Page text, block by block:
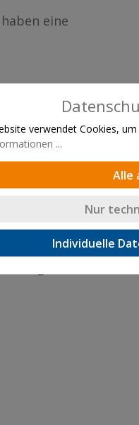
eine
verwendet Cookies,
...
Alle
Nur
Individuelle